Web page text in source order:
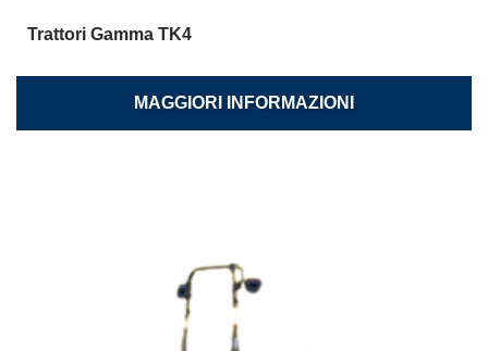
Trattori Gamma TK4
MAGGIORI INFORMAZIONI